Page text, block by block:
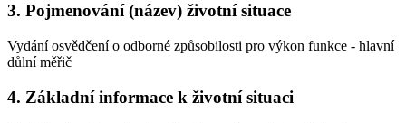
3. Pojmenování (název) životní situace
Vydání osvědčení o odborné způsobilosti pro výkon funkce - hlavní
důlní měřič
4. Základní informace k životní situaci